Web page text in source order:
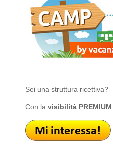
Sei una struttura ricettiva?
Con la visibilità PREMIUM